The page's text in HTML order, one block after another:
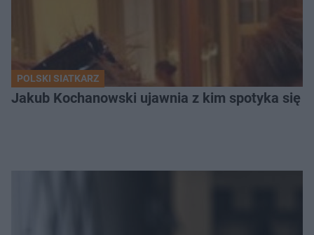
POLSKI SIATKARZ
Jakub Kochanowski ujawnia z kim spotyka się